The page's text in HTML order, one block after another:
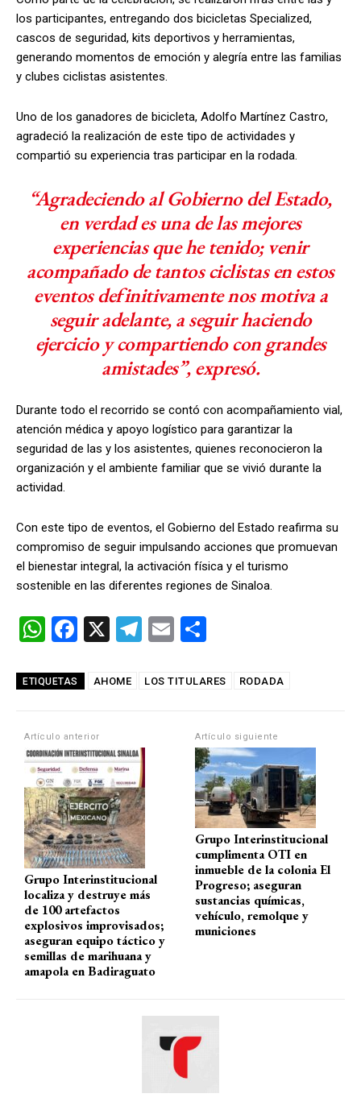
los participantes, entregando dos bicicletas Specialized,
cascos de seguridad, kits deportivos y herramientas,
generando momentos de emoción y alegría entre las familias
y clubes ciclistas asistentes.
Uno de los ganadores de bicicleta, Adolfo Martínez Castro,
agradeció la realización de este tipo de actividades y
compartió su experiencia tras participar en la rodada.
“Agradeciendo al Gobierno del Estado,
en verdad es una de las mejores
experiencias que he tenido; venir
acompañado de tantos ciclistas en estos
eventos definitivamente nos motiva a
seguir adelante, a seguir haciendo
ejercicio y compartiendo con grandes
amistades”, expresó.
Durante todo el recorrido se contó con acompañamiento vial,
atención médica y apoyo logístico para garantizar la
seguridad de las y los asistentes, quienes reconocieron la
organización y el ambiente familiar que se vivió durante la
actividad.
Con este tipo de eventos, el Gobierno del Estado reafirma su
compromiso de seguir impulsando acciones que promuevan
el bienestar integral, la activación física y el turismo
sostenible en las diferentes regiones de Sinaloa.
W
at
A
p
p
F
ce
o
o
k
X
T
e
m
E
ail m
ar
tir
ETIQUETAS AHOME LOS TITULARES RODADA
Artículo anterior
Grupo Interinstitucional
localiza y destruye más
de 100 artefactos
explosivos improvisados;
aseguran equipo táctico y
semillas de marihuana y
amapola en Badiraguato
Artículo siguiente
Grupo Interinstitucional
cumplimenta OTI en
inmueble de la colonia El
Progreso; aseguran
sustancias químicas,
vehículo, remolque y
municiones